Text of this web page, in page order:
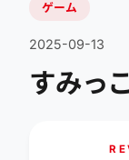
ゲーム
2025-09-13
すみっ